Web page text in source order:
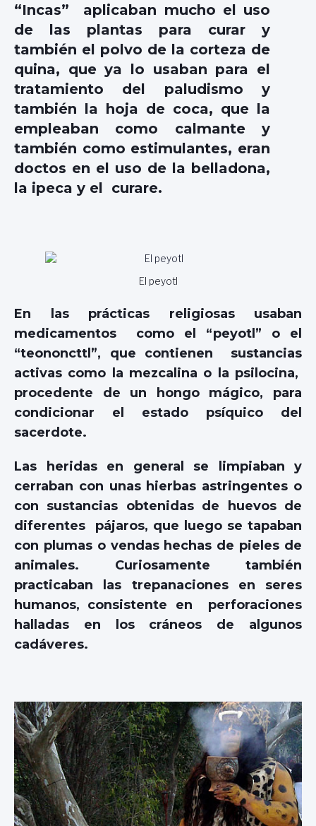
“Incas” aplicaban mucho el uso
de las plantas para curar y
también el polvo de la corteza de
quina, que ya lo usaban para el
tratamiento del paludismo y
también la hoja de coca, que la
empleaban como calmante y
también como estimulantes, eran
doctos en el uso de la belladona,
la ipeca y el curare.
El peyotl
En las prácticas religiosas usaban
medicamentos como el “peyotl” o el
“teononcttl”, que contienen sustancias
activas como la mezcalina o la psilocina,
procedente de un hongo mágico, para
condicionar el estado psíquico del
sacerdote.
Las heridas en general se limpiaban y
cerraban con unas hierbas astringentes o
con sustancias obtenidas de huevos de
diferentes pájaros, que luego se tapaban
con plumas o vendas hechas de pieles de
animales. Curiosamente también
practicaban las trepanaciones en seres
humanos, consistente en perforaciones
halladas en los cráneos de algunos
cadáveres.